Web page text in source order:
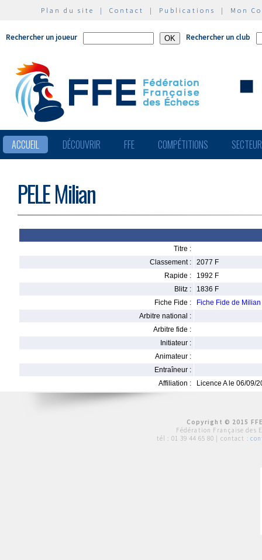
Plan du site | Contact | Publications | Mon
Rechercher un joueur Rechercher un club
ACCUEIL DÉCOUVRIR FFE COMPÉTITIONS
PELE Milian
Titre :
Classement :
2077 F
Rapide :
1992 F
Blitz :
1836 F
Fiche Fide :
Fiche Fide de
Arbitre national :
Arbitre fide :
Initiateur :
Animateur :
Entraîneur :
Affiliation :
Licence A le 06/09/
Copyright © 2015
Fédération Française des
tél : 01 39 44 65 80 | contact :